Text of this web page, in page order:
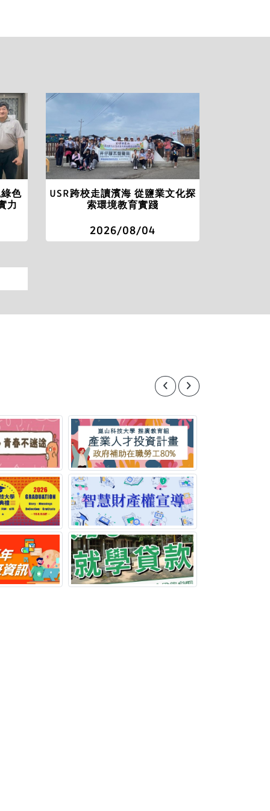
色
力
USR跨校走讀濱海 從鹽業文化探
索環境教育實踐
2026/08/04
Previous
Next